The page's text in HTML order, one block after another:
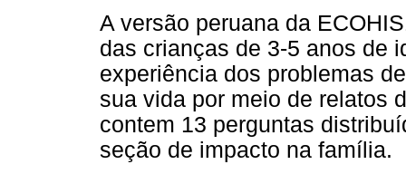
A versão peruana da
das crianças de 3-5 anos de
experiência dos problemas
sua vida por meio de relatos
contem 13 perguntas
seção de impacto na família.